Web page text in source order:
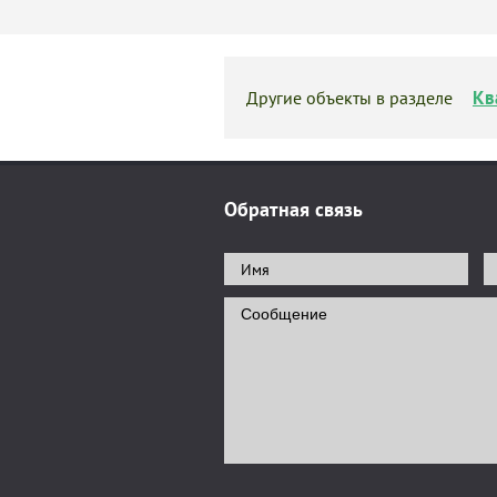
Другие объекты в разделе
Обратная связь